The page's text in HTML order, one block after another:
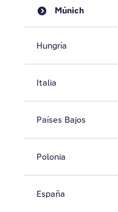
Múnich
Hungría
Italia
Países Bajos
Polonia
España